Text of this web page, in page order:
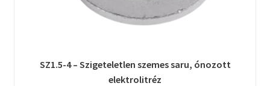
SZ1.5-4 – Szigeteletlen szemes saru, ónozott
elektrolitréz